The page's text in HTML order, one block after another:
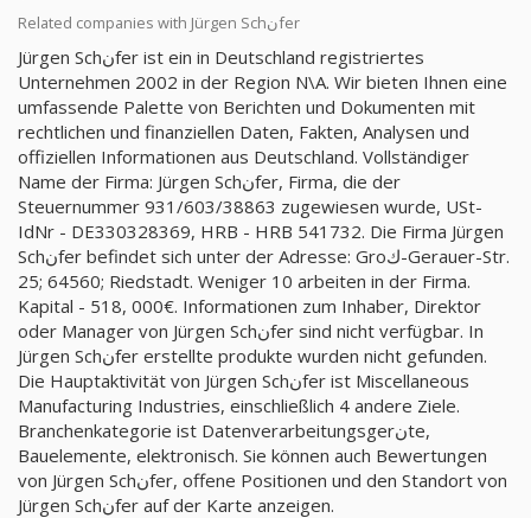
Related companies with Jürgen Schنfer
Jürgen Schنfer ist ein in Deutschland registriertes
Unternehmen 2002 in der Region N\A. Wir bieten Ihnen eine
umfassende Palette von Berichten und Dokumenten mit
rechtlichen und finanziellen Daten, Fakten, Analysen und
offiziellen Informationen aus Deutschland. Vollständiger
Name der Firma: Jürgen Schنfer, Firma, die der
Steuernummer 931/603/38863 zugewiesen wurde, USt-
IdNr - DE330328369, HRB - HRB 541732. Die Firma Jürgen
Schنfer befindet sich unter der Adresse: Groك-Gerauer-Str.
25; 64560; Riedstadt. Weniger 10 arbeiten in der Firma.
Kapital - 518, 000€. Informationen zum Inhaber, Direktor
oder Manager von Jürgen Schنfer sind nicht verfügbar. In
Jürgen Schنfer erstellte produkte wurden nicht gefunden.
Die Hauptaktivität von Jürgen Schنfer ist Miscellaneous
Manufacturing Industries, einschließlich 4 andere Ziele.
Branchenkategorie ist Datenverarbeitungsgerنte,
Bauelemente, elektronisch. Sie können auch Bewertungen
von Jürgen Schنfer, offene Positionen und den Standort von
Jürgen Schنfer auf der Karte anzeigen.